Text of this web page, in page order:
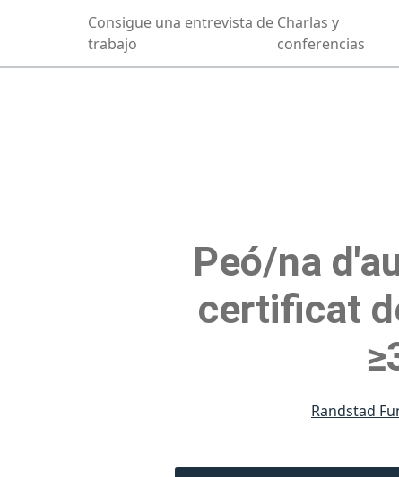
Consigue una entrevista de
trabajo
Charlas y
conferencias
Peó/na
certificat
Randstad